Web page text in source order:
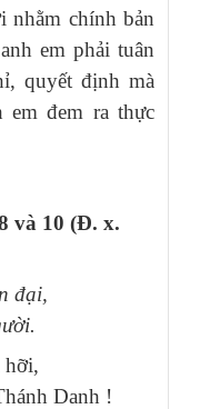
nhằm chính bản
em phải tuân
quyết định mà
em đem ra thực
và 10 (Đ. x.
đại,
hỡi,
Danh !